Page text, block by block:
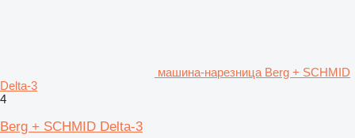
машина-нарезница Berg + SCHMID
Delta-3
4
Berg + SCHMID Delta-3